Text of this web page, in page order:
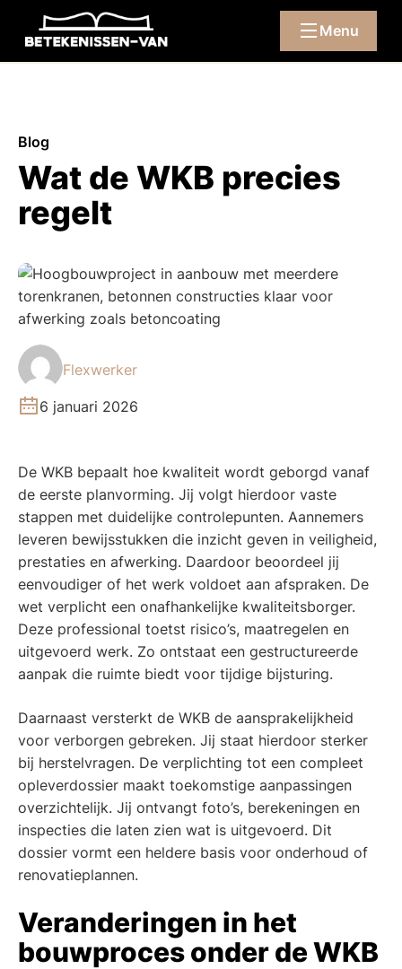
Menu
Blog
Wat de WKB precies
regelt
Flexwerker
6 januari 2026
De WKB bepaalt hoe kwaliteit wordt geborgd vanaf
de eerste planvorming. Jij volgt hierdoor vaste
stappen met duidelijke controlepunten. Aannemers
leveren bewijsstukken die inzicht geven in veiligheid,
prestaties en afwerking. Daardoor beoordeel jij
eenvoudiger of het werk voldoet aan afspraken. De
wet verplicht een onafhankelijke kwaliteitsborger.
Deze professional toetst risico’s, maatregelen en
uitgevoerd werk. Zo ontstaat een gestructureerde
aanpak die ruimte biedt voor tijdige bijsturing.
Daarnaast versterkt de WKB de aansprakelijkheid
voor verborgen gebreken. Jij staat hierdoor sterker
bij herstelvragen. De verplichting tot een compleet
opleverdossier maakt toekomstige aanpassingen
overzichtelijk. Jij ontvangt foto’s, berekeningen en
inspecties die laten zien wat is uitgevoerd. Dit
dossier vormt een heldere basis voor onderhoud of
renovatieplannen.
Veranderingen in het
bouwproces onder de WKB